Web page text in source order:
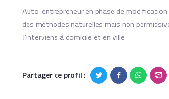
Auto-entrepreneur en phase de
des méthodes naturelles mais non
J'interviens à domicile et en ville
Partager ce profil :